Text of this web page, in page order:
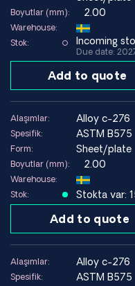
Boyutlar (mm): 2.00
Warehouse:
Stok:
Incoming
Due date:
Add to quote
Alaşımlar: alloy c-276
Spesifik: ASTM B575
Form: Sheet/plate
Boyutlar (mm): 2.00
Warehouse:
Stok:
Stokta var:
Add to quote
Alaşımlar: alloy c-276
Spesifik: ASTM B575